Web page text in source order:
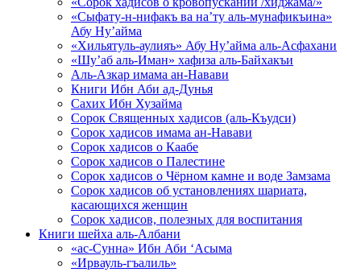
«Сыфату-н-нифакъ ва на’ту аль-мунафикъина»
Абу Ну’айма
«Хильятуль-аулияъ» Абу Ну’айма аль-Асфахани
«Шу’аб аль-Иман» хафиза аль-Байхакъи
Аль-Азкар имама ан-Навави
Книги Ибн Аби ад-Дунья
Сахих Ибн Хузайма
Сорок Священных хадисов (аль-Къудси)
Сорок хадисов имама ан-Навави
Сорок хадисов о Каабе
Сорок хадисов о Палестине
Сорок хадисов о Чёрном камне и воде Замзама
Сорок хадисов об установлениях шариата,
касающихся женщин
Сорок хадисов, полезных для воспитания
Книги шейха аль-Албани
«ас-Сунна» Ибн Аби ‘Асыма
«Ирвауль-гъалиль»